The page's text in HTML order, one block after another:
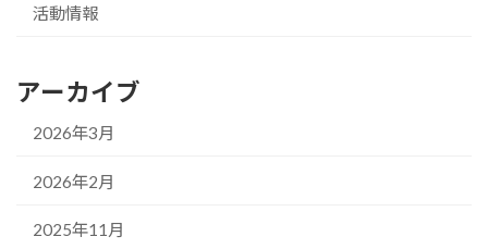
活動情報
アーカイブ
2026年3月
2026年2月
2025年11月